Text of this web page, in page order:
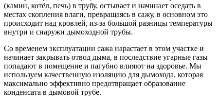
(камин, котёл, печь) в трубу, остывает и начинает оседать в
местах скопления влаги, превращаясь в сажу, в основном это
происходит над кровлей, из-за большой разницы температуры
внутри и снаружи дымоходной трубы.
Со временем эксплуатации сажа нарастает в этом участке и
начинает закрывать отвод дыма, в последствие угарные газы
попадают в помещение и пагубно влияют на здоровье. Мы
используем качественную изоляцию для дымохода, которая
максимально эффективно предотвращает образование
конденсата в дымовой трубе.